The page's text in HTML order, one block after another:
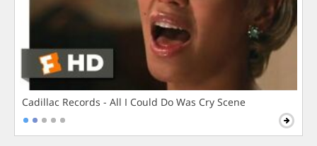
Cadillac Records - All I Could Do Was Cry Scene